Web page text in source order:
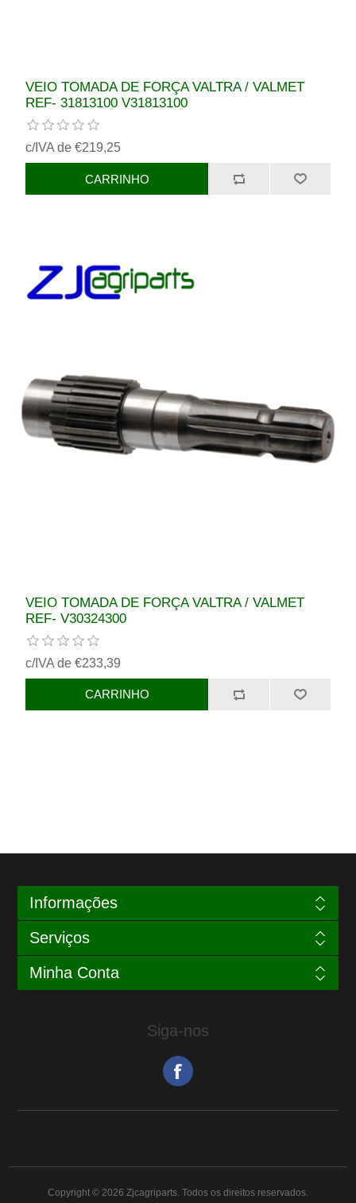
VEIO TOMADA DE FORÇA VALTRA / VALMET
REF- 31813100 V31813100
c/IVA de €219,25
VEIO TOMADA DE FORÇA VALTRA / VALMET
REF- V30324300
c/IVA de €233,39
Informações
Serviços
Minha Conta
Siga-nos
Copyright © 2026 Zjcagriparts. Todos os direitos reservados.